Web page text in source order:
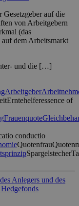
auf die
von Arbeitgebern
(das
dem Arbeitsmarkt
und die […]
Arbeitgeber
Erntehelferessence of
Frauenquote
conductio
Quotenfrau
Spargelstecher